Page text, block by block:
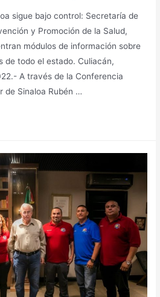
sigue bajo control: Secretaría de
y Promoción de la Salud,
módulos de información sobre
de todo el estado. Culiacán,
A través de la Conferencia
de Sinaloa Rubén …